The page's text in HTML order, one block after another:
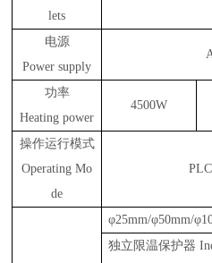
lets
电源
Power supply
功率
Heating power
4500W
操作运行模式
Operating Mo
de
φ25mm/φ50mm/
独立限温保护器